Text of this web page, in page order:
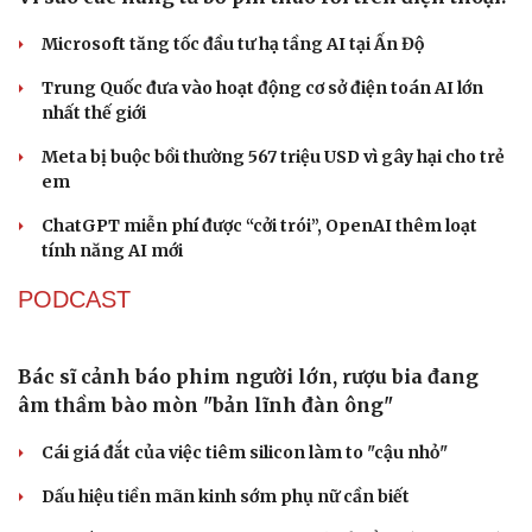
NGƯỜI VIỆT
Nam cứu người trong động đất
Động đất ở Nhật Bản: Việt Nam kịp thời triển khai các
biện pháp bảo hộ công dân
Một công dân Việt Nam thiệt mạng do động đất tại miền
Nam Nhật Bản